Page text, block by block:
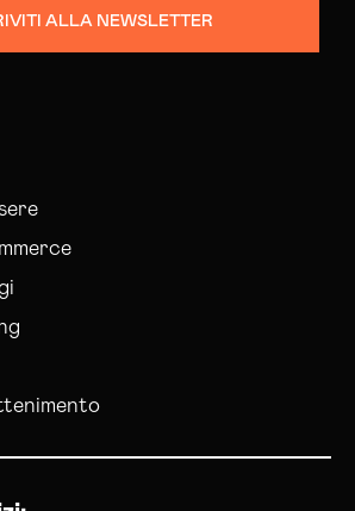
ALLA NEWSLETTER